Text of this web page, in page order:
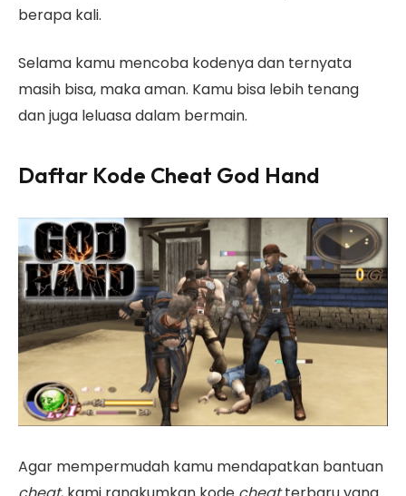
berapa kali.
Selama kamu mencoba kodenya dan ternyata
masih bisa, maka aman. Kamu bisa lebih tenang
dan juga leluasa dalam bermain.
Daftar Kode Cheat God Hand
Agar mempermudah kamu mendapatkan bantuan